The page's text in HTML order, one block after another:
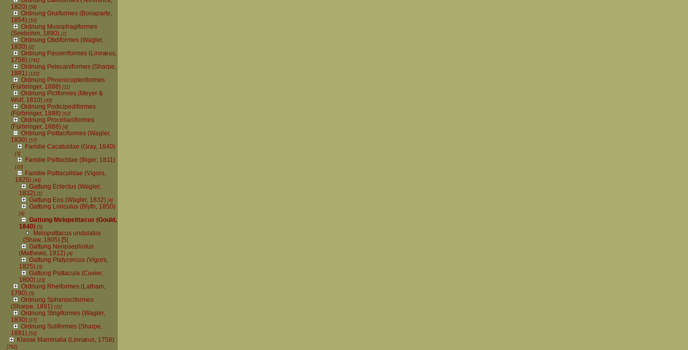
1820)[58]
Ordnung Gruiformes (Bonaparte,
1854)[53]
Ordnung Musophagiformes
(Seebohm, 1890)[1]
Ordnung Otidiformes (Wagler,
1830)[2]
Ordnung Passeriformes (Linnæus,
1758)[741]
Ordnung Pelecaniformes (Sharpe,
1891)[122]
Ordnung Phoenicopteriformes
(Fürbringer, 1888)[11]
Ordnung Piciformes (Meyer &
Wolf, 1810)[45]
Ordnung Podicipediformes
(Fürbringer, 1888)[62]
Ordnung Procellariiformes
(Fürbringer, 1888)[4]
Ordnung Psittaciformes (Wagler,
1830)[57]
Familie Cacatuidae (Gray, 1840)
[3]
Familie Psittacidae (Illiger, 1811)
[10]
Familie Psittaculidae (Vigors,
1825)[44]
Gattung Eclectus (Wagler,
1832)[1]
Gattung Eos (Wagler, 1832)[4]
Gattung Loriculus (Blyth, 1850)
[4]
Gattung Melopsittacus (Gould,
1840)[5]
Melopsittacus undulatus
(Shaw, 1805)[5]
Gattung Neopsephotus
(Mathews, 1912)[4]
Gattung Platycercus (Vigors,
1825)[3]
Gattung Psittacula (Cuvier,
1800)[23]
Ordnung Rheiformes (Latham,
1790) [5]
Ordnung Sphenisciformes
(Sharpe, 1891)[11]
Ordnung Strigiformes (Wagler,
1830)[17]
Ordnung Suliformes (Sharpe,
1891)[53]
Klasse Mammalia (Linnæus, 1758)
[762]